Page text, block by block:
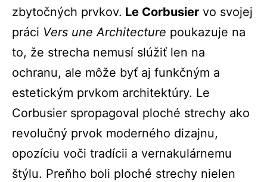
zbytočných prvkov. Le Corbusier vo svojej
práci Vers une Architecture poukazuje na
to, že strecha nemusí slúžiť len na
ochranu, ale môže byť aj funkčným a
estetickým prvkom architektúry. Le
Corbusier spropagoval ploché strechy ako
revolučný prvok moderného dizajnu,
opozíciu voči tradícii a vernakulárnemu
štýlu. Preňho boli ploché strechy nielen